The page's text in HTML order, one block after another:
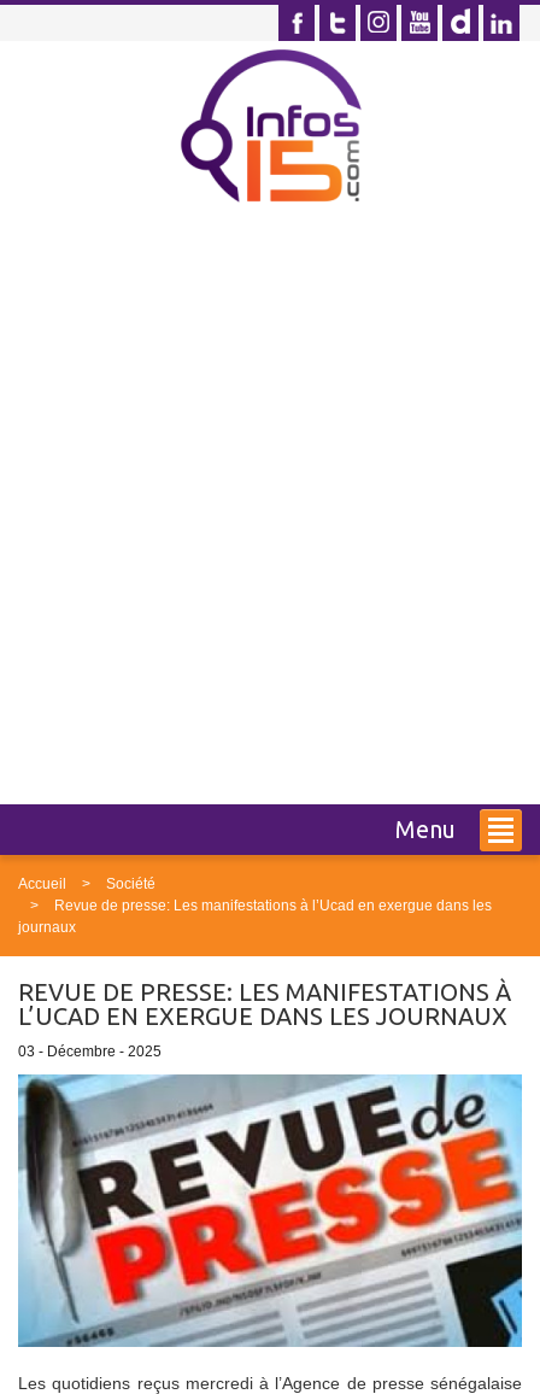
Menu
Accueil
Société
Revue de presse: Les manifestations à l’Ucad en exergue dans les
journaux
REVUE DE PRESSE: LES MANIFESTATIONS À
L’UCAD EN EXERGUE DANS LES JOURNAUX
03 - Décembre - 2025
Les quotidiens reçus mercredi à l’Agence de presse sénégalaise